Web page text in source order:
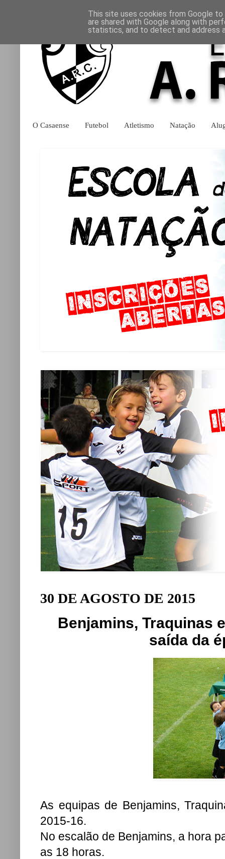
O Casaense Futebol Atletismo Natação
30 DE AGOSTO DE 2015
Benjamins, Traquinas
saída da
As equipas de Benjamins,
2015-16.
No escalão de Benjamins, a hora
as 18 horas.
This site uses cookies from Google
are shared with Google along with
statistics, and to detect and address